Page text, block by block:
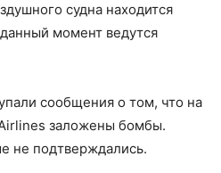
судна находится
момент ведутся
сообщения о том, что на
заложены бомбы.
не подтверждались.